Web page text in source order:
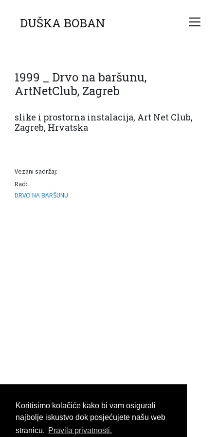
Koritisimo kolačiće kako bi vam osigurali
najbolje iskustvo dok posjećujete našu web
stranicu. Pravila privatnosti.
DUŠKA BOBAN
1999 _ Drvo na baršunu,
ArtNetClub, Zagreb
slike i prostorna instalacija, Art Net Club,
Zagreb, Hrvatska
Vezani sadržaj:
Rad:
DRVO NA BARŠUNU